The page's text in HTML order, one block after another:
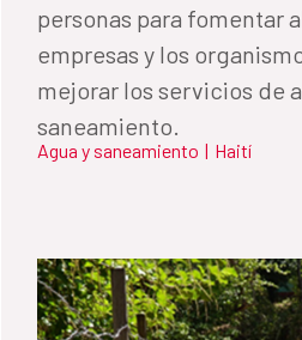
personas para fomentar
empresas y los
mejorar los servicios de
saneamiento.
Agua y saneamiento | Haití